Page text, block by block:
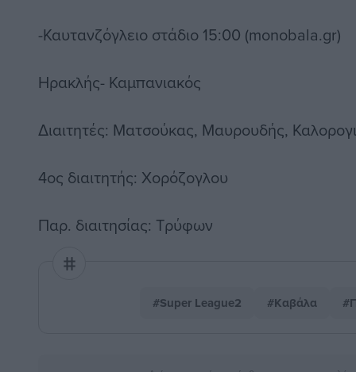
-Καυτανζόγλειο στάδιο 15:00 (monobala.gr)
Ηρακλής- Καμπανιακός
Διαιτητές: Ματσούκας, Μαυρουδής,
4ος διαιτητής: Χορόζογλου
Παρ. διαιτησίας: Τρύφων
#Super League2 #Καβάλα